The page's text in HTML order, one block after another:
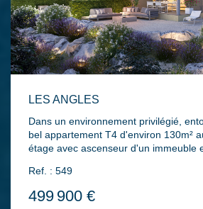
LES ANGLES
Dans un environnement privilégié,
bel appartement T4 d'environ 130m²
étage avec ascenseur d'un immeuble
donnant sur une terrasse, 2 chambres,
faire 3), salle d'eau, salle de bains
places de parking privatives en sous-
Ref. : 549
499 900 €